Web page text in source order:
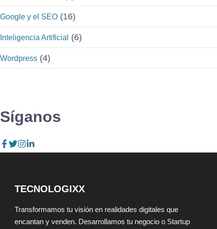
Google y el SEO (16)
Inteligencia Artificial (6)
Wordpress (4)
Síganos
TECNOLOGIXX
Transformamos tu visión en realidades digitales que
encantan y venden. Desarrollamos tu negocio o Startup